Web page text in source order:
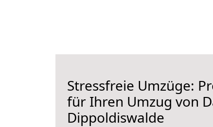
Stressfreie Umzüge:
für Ihren Umzug von
Dippoldiswalde